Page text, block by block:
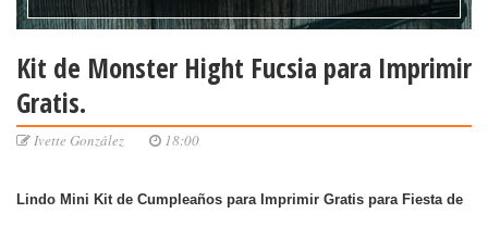
Kit de Monster Hight Fucsia para Imprimir
Gratis.
Ivette González 18:00
Lindo Mini Kit de Cumpleaños para Imprimir Gratis para Fiesta de